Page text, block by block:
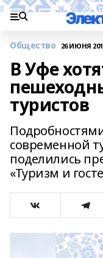
Общество 26 ИЮНЯ
В Уфе
туристов
современной
поделились
«Туризм и